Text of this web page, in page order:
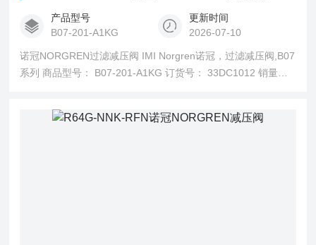
产品型号
B07-201-A1KG
更新时间
2026-07-10
诺冠NORGREN过滤减压阀 IMI Norgren诺冠，过滤减压阀,B07
系列 商品型号： B07-201-A1KG 订货号： 33DC1012 销量：